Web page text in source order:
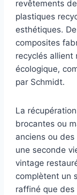
revêtements
plastiques
esthétiques.
composites
recyclés allient
écologique,
par Schmidt.
La
brocantes ou
anciens ou
une seconde
vintage
complètent un
raffiné que